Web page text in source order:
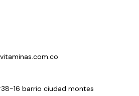
16 barrio ciudad montes